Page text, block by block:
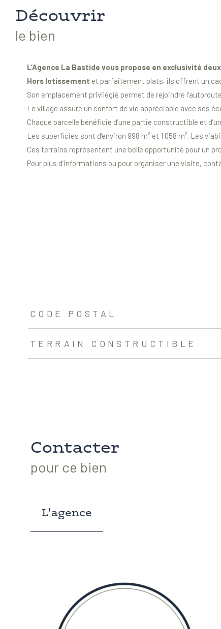
découvrir
le bien
L’Agence La Bastide vous propose en exclusivité
Hors lotissement et parfaitement plats, ils offrent un
Son emplacement privilégié permet de rejoindre
Le village assure un confort de vie appréciable avec ses
Chaque parcelle bénéficie d’une partie constructible et
Les superficies sont d’environ 998 m² et 1 058 m². Les
Ces terrains représentent une belle opportunité pour un
Pour plus d’informations ou pour organiser une visite,
TRAD_ZEPHYR_Caracteristique
CODE POSTAL
TERRAIN CONSTRUCTIBLE
Contacter
pour ce bien
L'agence